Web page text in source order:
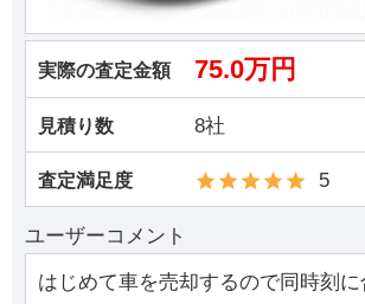
実際の査定金額 75.0万円
見積り数 8社
査定満足度 5
ユーザーコメント
はじめて車を売却するので同時刻